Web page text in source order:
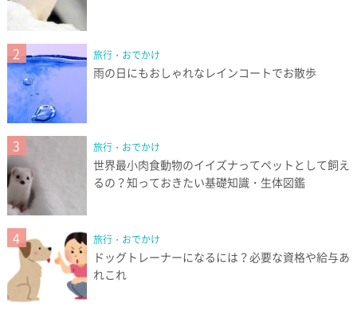
2 旅行・おでかけ
雨の日にもおしゃれなレインコートでお散歩
3 旅行・おでかけ
世界最小肉食動物のイイズナってペットとして飼え
るの？知っておきたい基礎知識・生体図鑑
4 旅行・おでかけ
ドッグトレーナーになるには？必要な資格や給与あ
れこれ